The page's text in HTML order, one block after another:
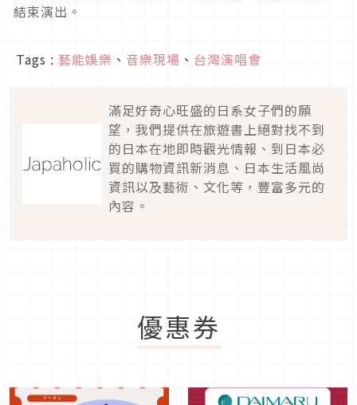
結束演出。
Tags : 藝能娛樂 、 音樂現場 、 台灣演唱會
滿足好奇心旺盛的日系女子們的願
望，我們提供在旅遊書上絕對找不到
的日本在地即時觀光情報、到日本必
買的購物資訊新消息、日本生活風尚
資訊以及藝術、文化等，豐富多元的
內容。
優惠券